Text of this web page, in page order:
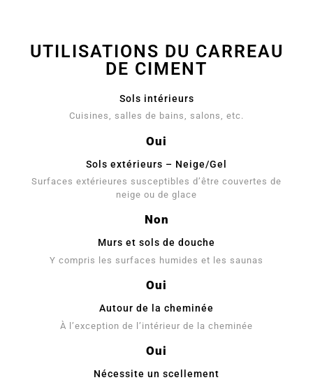
UTILISATIONS DU CARREAU
DE CIMENT
Sols intérieurs
Cuisines, salles de bains, salons, etc.
Oui
Sols extérieurs – Neige/Gel
Surfaces extérieures susceptibles d’être couvertes de
neige ou de glace
Non
Murs et sols de douche
Y compris les surfaces humides et les saunas
Oui
Autour de la cheminée
À l’exception de l’intérieur de la cheminée
Oui
Nécessite un scellement